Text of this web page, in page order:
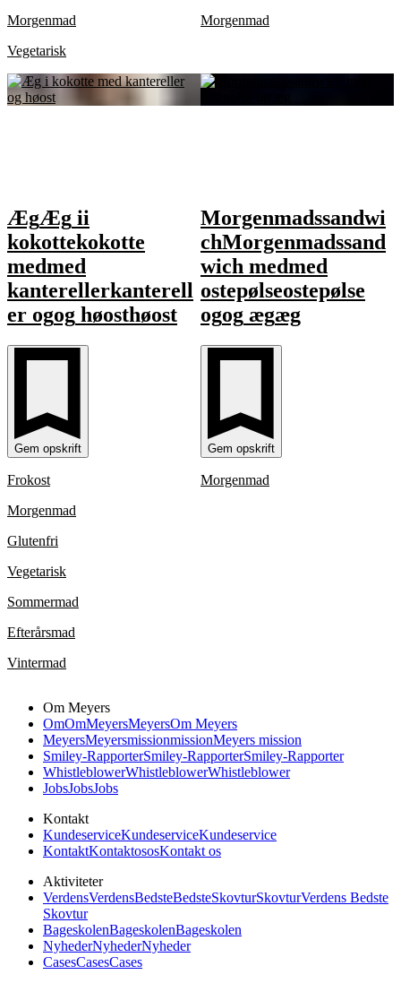
Morgenmad
Vegetarisk
Morgenmad
ÆgÆg ii
kokottekokotte
medmed
kanterellerkanterell
er ogog høosthøost
Gem opskrift
Frokost
Morgenmad
Glutenfri
Vegetarisk
Sommermad
Efterårsmad
Vintermad
Morgenmadssandwi
chMorgenmadssand
wich medmed
ostepølseostepølse
ogog ægæg
Gem opskrift
Morgenmad
Om Meyers
OmOmMeyersMeyersOm Meyers
MeyersMeyersmissionmissionMeyers mission
Smiley-RapporterSmiley-RapporterSmiley-Rapporter
WhistleblowerWhistleblowerWhistleblower
JobsJobsJobs
Kontakt
KundeserviceKundeserviceKundeservice
KontaktKontaktososKontakt os
Aktiviteter
VerdensVerdensBedsteBedsteSkovturSkovturVerdens Bedste
Skovtur
BageskolenBageskolenBageskolen
NyhederNyhederNyheder
CasesCasesCases